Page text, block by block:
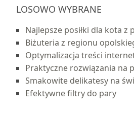
LOSOWO WYBRANE
Najlepsze posiłki dla kota z
Biżuteria z regionu
Optymalizacja treści
Praktyczne rozwiązania na
Smakowite delikatesy na
Efektywne filtry do pary